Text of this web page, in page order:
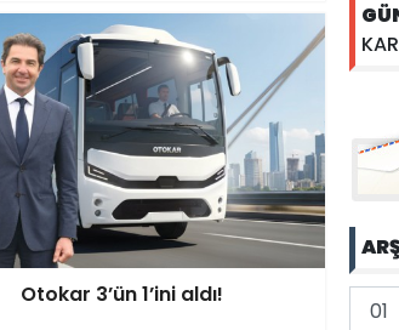
Otokar 3’ün 1’ini aldı!